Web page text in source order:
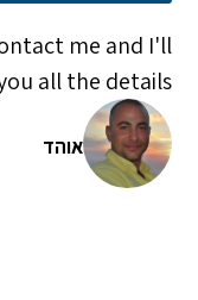
me and I'll
all the details!
אוהד